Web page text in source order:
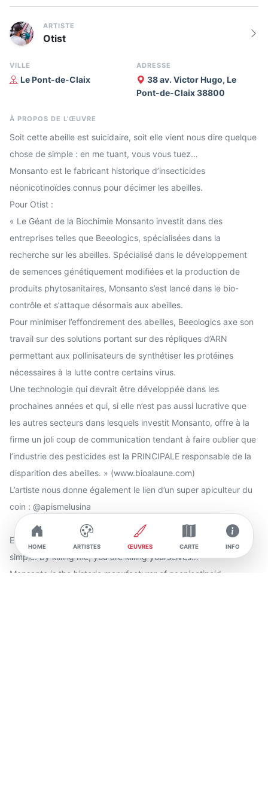
HOME ARTISTES ŒUVRES CARTE INFO
ARTISTE
Otist
VILLE
Le Pont-de-Claix
ADRESSE
38 av. Victor Hugo, Le
Pont-de-Claix 38800
À PROPOS DE L'ŒUVRE
Soit cette abeille est suicidaire, soit elle vient nous dire quelque
chose de simple : en me tuant, vous vous tuez…
Monsanto est le fabricant historique d’insecticides
néonicotinoïdes connus pour décimer les abeilles.
Pour Otist :
« Le Géant de la Biochimie Monsanto investit dans des
entreprises telles que Beeologics, spécialisées dans la
recherche sur les abeilles. Spécialisé dans le développement
de semences génétiquement modifiées et la production de
produits phytosanitaires, Monsanto s’est lancé dans le bio-
contrôle et s’attaque désormais aux abeilles.
Pour minimiser l’effondrement des abeilles, Beeologics axe son
travail sur des solutions portant sur des répliques d’ARN
permettant aux pollinisateurs de synthétiser les protéines
nécessaires à la lutte contre certains virus.
Une technologie qui devrait être développée dans les
prochaines années et qui, si elle n’est pas aussi lucrative que
les autres secteurs dans lesquels investit Monsanto, offre à la
firme un joli coup de communication tendant à faire oublier que
l’industrie des pesticides est la PRINCIPALE responsable de la
disparition des abeilles. » (www.bioalaune.com)
L’artiste nous donne également le lien d’un super apiculteur du
coin : @apismelusina
Either this bee is suicidal, or it’s trying to tell us something very
simple: by killing me, you are killing yourselves…
Monsanto is the historic manufacturer of neonicotinoid